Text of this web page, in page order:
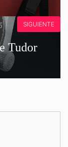
Tudor
SIGUIENTE